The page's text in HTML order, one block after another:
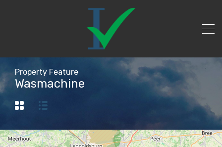
Property Feature
Wasmachine